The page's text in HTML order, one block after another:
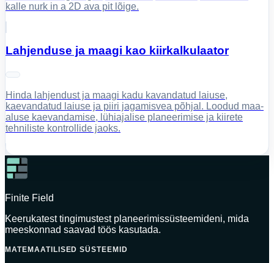
kalle nurk in a 2D ava pit lõige.
Lahjenduse ja maagi kao kiirkalkulaator
Hinda lahjendust ja maagi kadu kavandatud laiuse,
kaevandatud laiuse ja piiri jagamisvea põhjal. Loodud maa-
aluse kaevandamise, lühiajalise planeerimise ja kiirete
tehniliste kontrollide jaoks.
Finite Field
Keerukatest tingimustest planeerimissüsteemideni, mida
meeskonnad saavad töös kasutada.
MATEMAATILISED SÜSTEEMID